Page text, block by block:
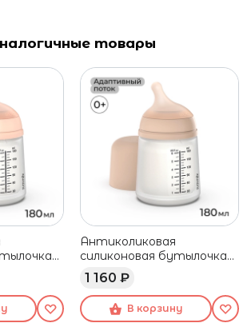
товары
180 мл,
0+
Антиколиковая
силиконовая бутылочка
Suavinex Zero.Zero 180 мл,
адаптивный поток, 0+
1 160 ₽
В корзину